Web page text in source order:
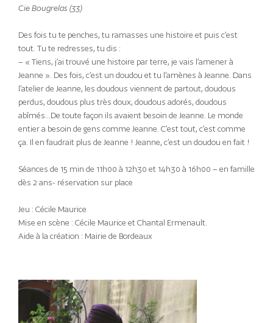
Cie Bougrelas (33)
Des fois tu te penches, tu ramasses une histoire et puis c’est
tout. Tu te redresses, tu dis :
– « Tiens, j’ai trouvé une histoire par terre, je vais l’amener à
Jeanne ». Des fois, c’est un doudou et tu l’amènes à Jeanne. Dans
l’atelier de Jeanne, les doudous viennent de partout, doudous
perdus, doudous plus très doux, doudous adorés, doudous
abîmés…De toute façon ils avaient besoin de Jeanne. Le monde
entier a besoin de gens comme Jeanne. C’est tout, c’est comme
ça. Il en faudrait plus de Jeanne ! Jeanne, c’est un doudou en fait !
Séances de 15 min de 11h00 à 12h30 et 14h30 à 16h00 – en famille
dès 2 ans- réservation sur place
Jeu : Cécile Maurice
Mise en scène : Cécile Maurice et Chantal Ermenault.
Aide à la création : Mairie de Bordeaux